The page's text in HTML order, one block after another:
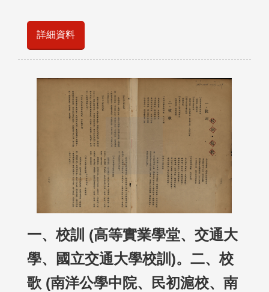
詳細資料
一、校訓 (高等實業學堂、交通大
學、國立交通大學校訓)。二、校
歌 (南洋公學中院、民初滬校、南